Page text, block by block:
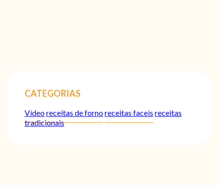
CATEGORIAS
Vídeoreceitas de fornoreceitas faceis receitas
tradicionais